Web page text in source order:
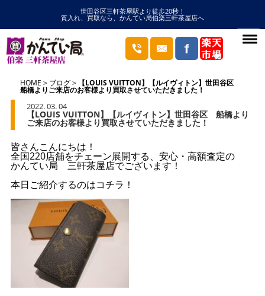
世田谷区三軒茶屋駅より徒歩20秒！
質入れ、買取なら、かんてい局伯楽三軒茶屋店へ
HOME ブログ 【LOUIS VUITTON】【ルイヴィトン】世田谷区
船橋よりご来店のお客様より買取させていただきました！
2022. 03. 04
【LOUIS VUITTON】【ルイヴィトン】世田谷区 船橋より
ご来店のお客様より買取させていただきました！
皆さんこんにちは！
全国220店舗をチェーン展開する、安心・高額査定の
かんてい局 三軒茶屋店でございます！
本日ご紹介するのはコチラ！